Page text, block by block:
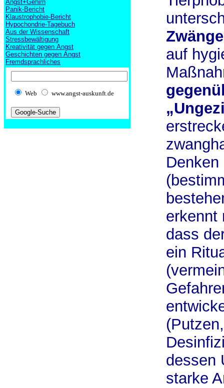
Angst+Gehirn
Panik-Bericht
Klaustrophobie-Bericht
Hypochondrie-Tagebuch
Aus der Wissenschaft
Stressbewältigung
Kreativität gegen Angst
Geschichten gegen Angst
Fremdsprachliches
Web www.angst-auskunft.de
Zwänge
auf
Denken
erkennt
dass
ein
(Putzen,
dessen
starke